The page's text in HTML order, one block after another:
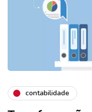
contabilidade